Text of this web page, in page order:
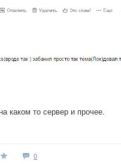
каком то сервер и прочее.
0